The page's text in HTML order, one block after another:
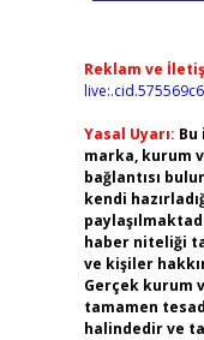
Reklam ve
Yasal Uyarı:
marka, kurum
bağlantısı
kendi
haber niteliği
ve kişiler
Gerçek kurum
tamamen
halindedir ve